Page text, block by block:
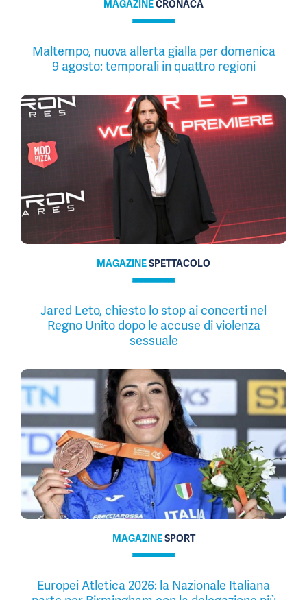
MAGAZINECRONACA
Maltempo, nuova allerta gialla per domenica
9 agosto: temporali in quattro regioni
MAGAZINESPETTACOLO
Jared Leto, chiesto lo stop ai concerti nel
Regno Unito dopo le accuse di violenza
sessuale
MAGAZINESPORT
Europei Atletica 2026: la Nazionale Italiana